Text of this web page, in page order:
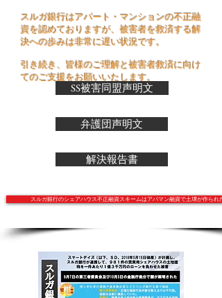
スルガ銀行はアパート・マンションの不正融
資を認めておりますが、被害者を救済する解
決への歩みは非常に遅い状況です。
引き続き、皆様のご理解と被害者救済に向け
てのご支援をお願いいたします。
SS被害同盟声明文
弁護団声明文
解決報告書
スルガ銀行のシェアハウス不正融資スキームはアパマン融資で土壌が作られた